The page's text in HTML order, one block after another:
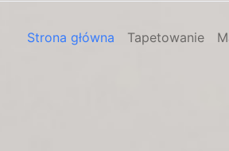
Strona główna Tapetowanie